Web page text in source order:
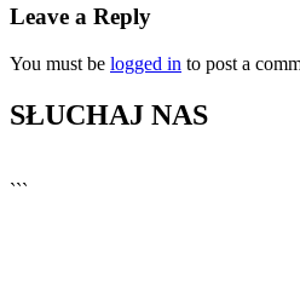
Leave a Reply
You must be logged in to post a
SŁUCHAJ NAS
```